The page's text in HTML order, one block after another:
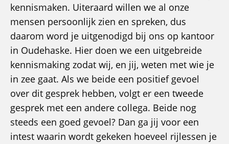
kennismaken. Uiteraard willen we al onze
mensen persoonlijk zien en spreken, dus
daarom word je uitgenodigd bij ons op kantoor
in Oudehaske. Hier doen we een uitgebreide
kennismaking zodat wij, en jij, weten met wie je
in zee gaat. Als we beide een positief gevoel
over dit gesprek hebben, volgt er een tweede
gesprek met een andere collega. Beide nog
steeds een goed gevoel? Dan ga jij voor een
intest waarin wordt gekeken hoeveel rijlessen je